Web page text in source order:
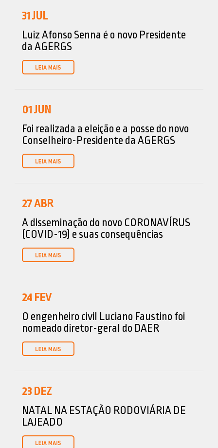
31JUL
Luiz Afonso Senna é o novo Presidente
da AGERGS
01JUN
Foi realizada a eleição e a posse do novo
Conselheiro-Presidente da AGERGS
27ABR
A disseminação do novo CORONAVÍRUS
(COVID-19) e suas consequências
24 FEV
O engenheiro civil Luciano Faustino foi
nomeado diretor-geral do DAER
23 DEZ
NATAL NA ESTAÇÃO RODOVIÁRIA DE
LAJEADO